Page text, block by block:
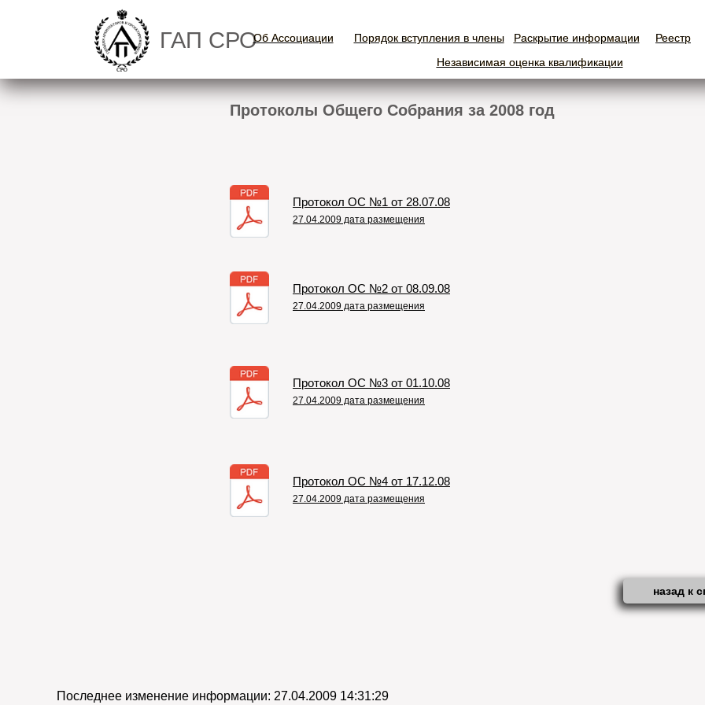
ГАП СРО Порядок вступления в члены
Порядок вступления в члены
Независимая оценка квалификации
Независимая оценка квалификации
Об Ассоциации
Об Ассоциации Раскрытие информации
Раскрытие информации Реестр
Реестр
Протокол ОС №1 от 28.07.08
27.04.2009 дата размещения
Протокол ОС №2 от 08.09.08​
27.04.2009 дата размещения
Протокол ОС №3 от 01.10.08
27.04.2009 дата размещения
Протокол ОС №4 от 17.12.08
27.04.2009 дата размещения
Протоколы Общего Собрания за 2008 год
назад к
Последнее изменение информации: 27.04.2009 14:31:29